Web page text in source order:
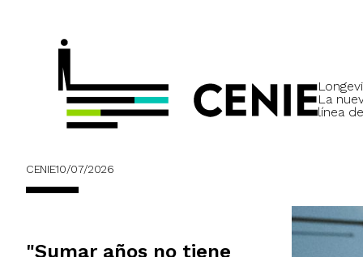
La
línea
CENIE10/07/2026
"Sumar años no tiene